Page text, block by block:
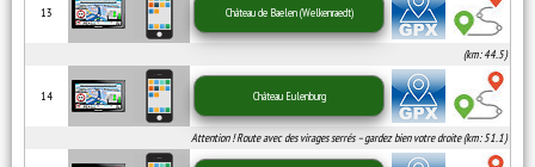
13 Château de Baelen (Welkenraedt)
(km: 44.5)
14 Château Eulenburg
Attention ! Route avec des virages serrés – gardez bien votre droite (km: 51.1)